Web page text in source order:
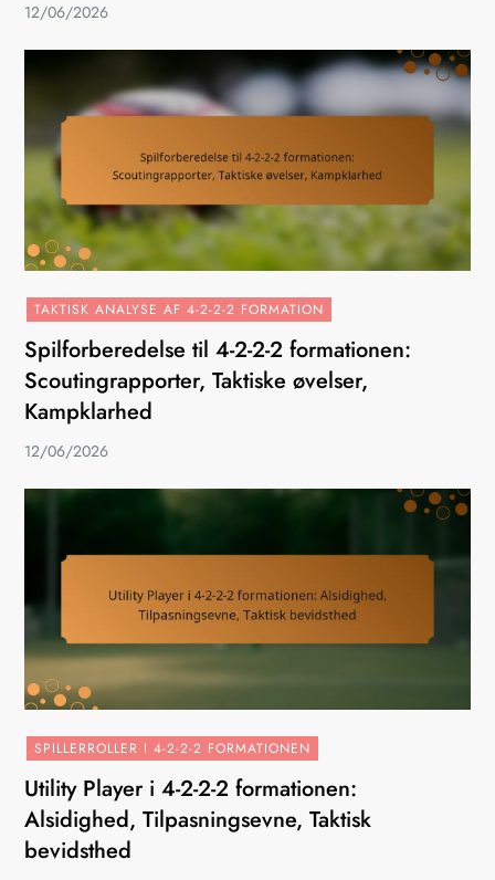
12/06/2026
TAKTISK ANALYSE AF 4-2-2-2 FORMATION
Spilforberedelse til 4-2-2-2 formationen:
Scoutingrapporter, Taktiske øvelser,
Kampklarhed
12/06/2026
SPILLERROLLER I 4-2-2-2 FORMATIONEN
Utility Player i 4-2-2-2 formationen:
Alsidighed, Tilpasningsevne, Taktisk
bevidsthed